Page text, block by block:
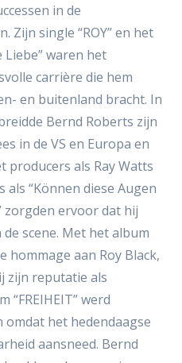
in de
Zijn single “ROY” en het
waren het
carrière die hem
en buitenland bracht. In
Bernd Roberts zijn
in de VS en Europa en
producers als Ray Watts
“Können diese Augen
zorgden ervoor dat hij
scene. Met het album
hommage aan Roy Black,
zijn reputatie als
“FREIHEIT” werd
het hedendaagse
aansneed. Bernd